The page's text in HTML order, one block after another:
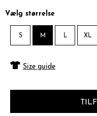
Vælg størrelse
S M L XL
Size guide